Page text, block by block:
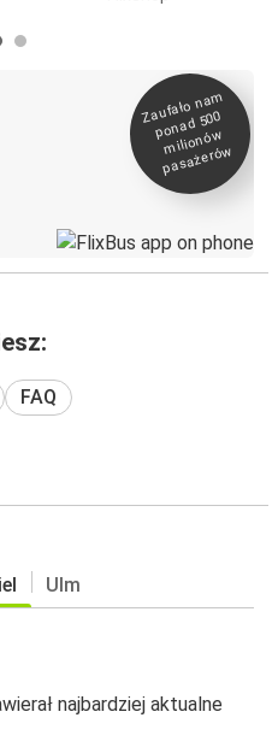
Zaufało na
m
ponad 500
milionó
w
pasażeró
w
FAQ
Ulm
najbardziej aktualne